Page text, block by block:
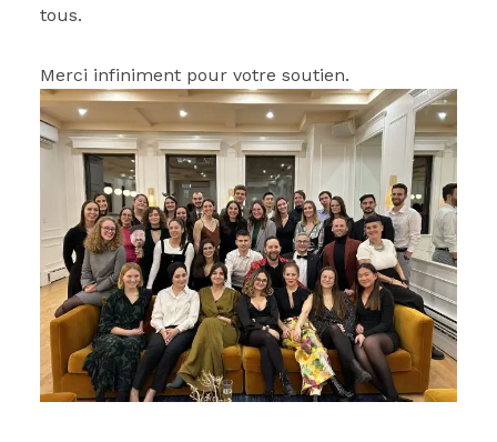
tous.
Merci infiniment pour votre soutien.